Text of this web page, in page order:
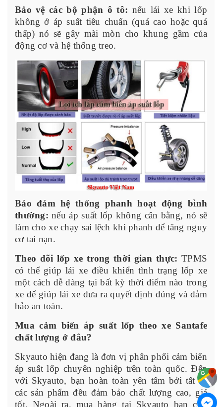
Bảo vệ các bộ phận ô tô: nếu lái xe khi lốp
không ở áp suất tiêu chuẩn (quá cao hoặc quá
thấp) nó sẽ gây mài mòn cho khung gầm của
động cơ và hệ thống treo.
Bảo đảm hệ thống phanh hoạt động bình
thường: nếu áp suất lốp không cân bằng, nó sẽ
làm cho xe chạy sai lệch khi phanh để tăng nguy
cơ tai nạn.
Theo dõi lốp xe trong thời gian thực: TPMS
có thể giúp lái xe điều khiển tình trạng lốp xe
một cách dễ dàng tại bất kỳ thời điểm nào trong
xe để giúp lái xe đưa ra quyết định đúng và đảm
bảo an toàn.
Mua cảm biến áp suất lốp theo xe Santafe
chất lượng ở đâu?
Skyauto hiện đang là đơn vị phân phối cảm biến
áp suất lốp chuyên nghiệp trên toàn quốc. Đến
với Skyauto, bạn hoàn toàn yên tâm bởi tất cả
các sản phẩm đều đảm bảo chất lượng cao, giá
tốt. Ngoài ra, mua hàng tại Skyauto bạn còn